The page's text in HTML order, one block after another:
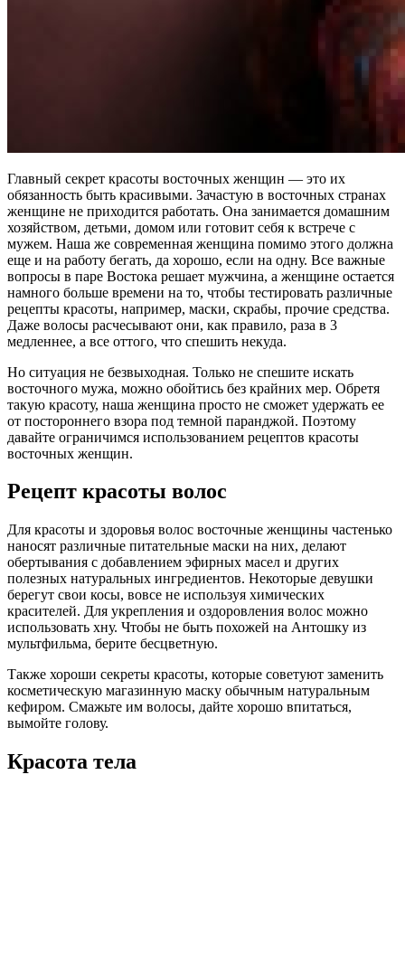
Главный секрет красоты восточных женщин — это их
обязанность быть красивыми. Зачастую в восточных странах
женщине не приходится работать. Она занимается домашним
хозяйством, детьми, домом или готовит себя к встрече с
мужем. Наша же современная женщина помимо этого должна
еще и на работу бегать, да хорошо, если на одну. Все важные
вопросы в паре Востока решает мужчина, а женщине остается
намного больше времени на то, чтобы тестировать различные
рецепты красоты, например, маски, скрабы, прочие средства.
Даже волосы расчесывают они, как правило, раза в 3
медленнее, а все оттого, что спешить некуда.
Но ситуация не безвыходная. Только не спешите искать
восточного мужа, можно обойтись без крайних мер. Обретя
такую красоту, наша женщина просто не сможет удержать ее
от постороннего взора под темной паранджой. Поэтому
давайте ограничимся использованием рецептов красоты
восточных женщин.
Рецепт красоты волос
Для красоты и здоровья волос восточные женщины частенько
наносят различные питательные маски на них, делают
обертывания с добавлением эфирных масел и других
полезных натуральных ингредиентов. Некоторые девушки
берегут свои косы, вовсе не используя химических
красителей. Для укрепления и оздоровления волос можно
использовать хну. Чтобы не быть похожей на Антошку из
мультфильма, берите бесцветную.
Также хороши секреты красоты, которые советуют заменить
косметическую магазинную маску обычным натуральным
кефиром. Смажьте им волосы, дайте хорошо впитаться,
вымойте голову.
Красота тела